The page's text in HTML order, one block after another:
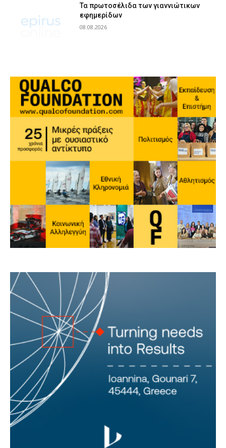
Τα πρωτοσέλιδα των γιαννιώτικων
εφημερίδων
08.08.2026